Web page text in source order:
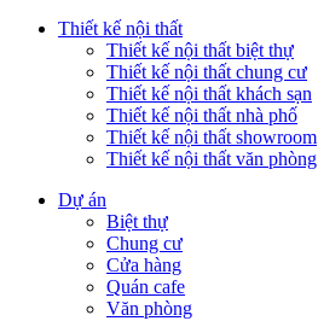
Thiết kế nội thất
Thiết kế nội thất biệt thự
Thiết kế nội thất chung cư
Thiết kế nội thất khách sạn
Thiết kế nội thất nhà phố
Thiết kế nội thất showroom
Thiết kế nội thất văn phòng
Dự án
Biệt thự
Chung cư
Cửa hàng
Quán cafe
Văn phòng